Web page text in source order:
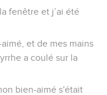
fenêtre et j’ai été
et de mes mains
a coulé sur la
bien-aimé s'était